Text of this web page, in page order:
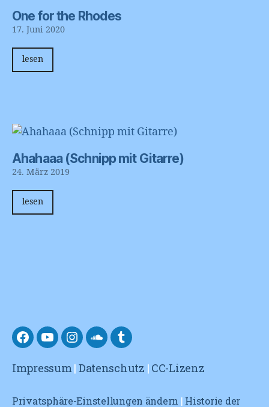
One for the Rhodes
17. Juni 2020
lesen
Ahahaaa (Schnipp mit Gitarre)
24. März 2019
lesen
facebookYouTubeInstagram
Soundcloud
tumblr
Impressum | Datenschutz | CC-Lizenz
Privatsphäre-Einstellungen ändern | Historie der